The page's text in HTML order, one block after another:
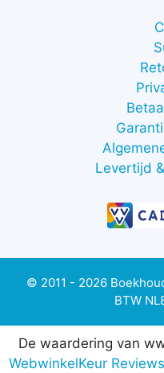
Levertijd
© 2011 - 2026
BTW
De waardering van
WebwinkelKeur Reviews